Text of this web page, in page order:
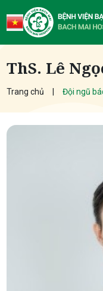
ThS. Lê
Trang chủ Đội ngũ